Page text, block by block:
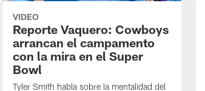
VIDEO
Reporte Vaquero: Cowboys
arrancan el campamento
con la mira en el Super
Bowl
Tyler Smith habla sobre la mentalidad del